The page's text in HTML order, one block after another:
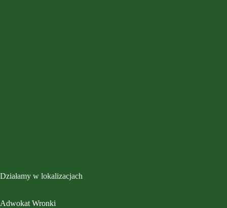
Działamy w lokalizacjach
Adwokat Wronki